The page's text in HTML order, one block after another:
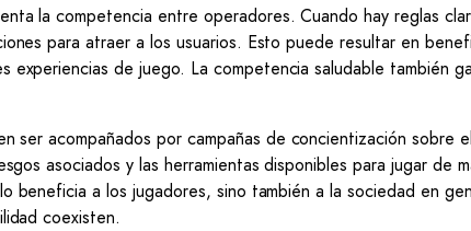
la competencia entre operadores. Cuando hay reglas
para atraer a los usuarios. Esto puede resultar en
experiencias de juego. La competencia saludable también
ser acompañados por campañas de concientización sobre
asociados y las herramientas disponibles para jugar de
beneficia a los jugadores, sino también a la sociedad en
coexisten.